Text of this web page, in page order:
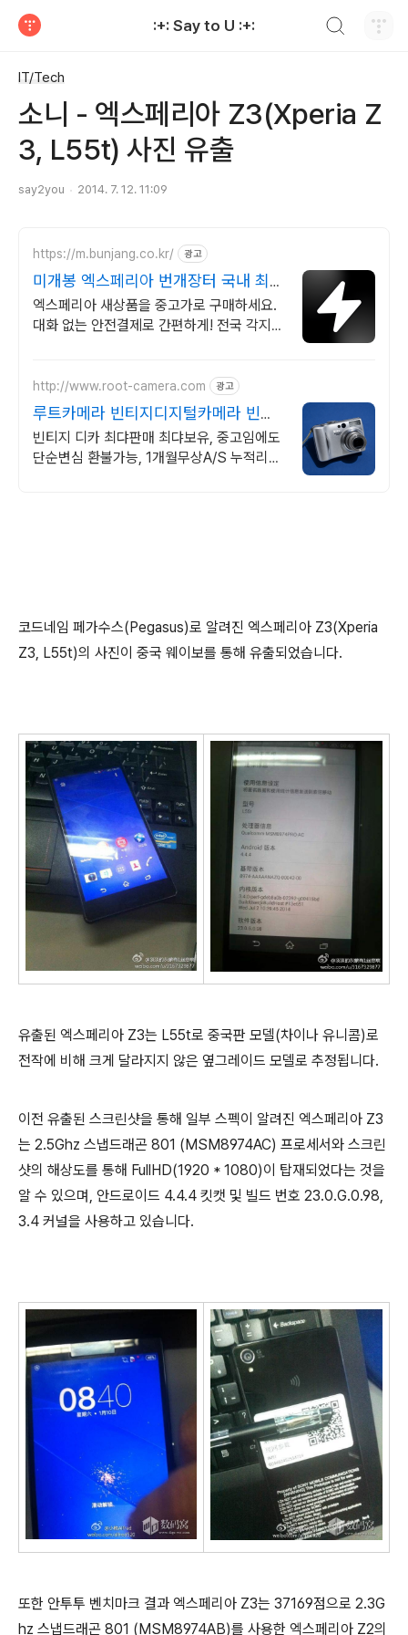
:+: Say to U :+:
IT/Tech
소니 - 엑스페리아 Z3(Xperia Z
3, L55t) 사진 유출
say2you 2014. 7. 12. 11:09
https://m.bunjang.co.kr/ 광고
미개봉 엑스페리아 번개장터 국내 최대
브랜드 중고거래
엑스페리아 새상품을 중고가로 구매하세요.
대화 없는 안전결제로 간편하게! 전국 각지에
http://www.root-camera.com 광고
루트카메라 빈티지디지털카메라 빈티
지 디카 디지털카메라
빈티지 디카 최댜판매 최댜보유, 중고임에도
단순변심 환불가능, 1개월무상A/S 누적리뷰
코드네임 페가수스(Pegasus)로 알려진 엑스페리아 Z3(Xperia
Z3, L55t)의 사진이 중국 웨이보를 통해 유출되었습니다.
유출된 엑스페리아 Z3는 L55t로 중국판 모델(차이나 유니콤)로
전작에 비해 크게 달라지지 않은 옆그레이드 모델로 추정됩니다.
이전 유출된 스크린샷을 통해 일부 스펙이 알려진 엑스페리아 Z3
는 2.5Ghz 스냅드래곤 801 (MSM8974AC) 프로세서와 스크린
샷의 해상도를 통해 FullHD(1920 * 1080)이 탑재되었다는 것을
알 수 있으며, 안드로이드 4.4.4 킷캣 및 빌드 번호 23.0.G.0.98,
3.4 커널을 사용하고 있습니다.
또한 안투투 벤치마크 결과 엑스페리아 Z3는 37169점으로 2.3G
hz 스냅드래곤 801 (MSM8974AB)를 사용한 엑스페리아 Z2의